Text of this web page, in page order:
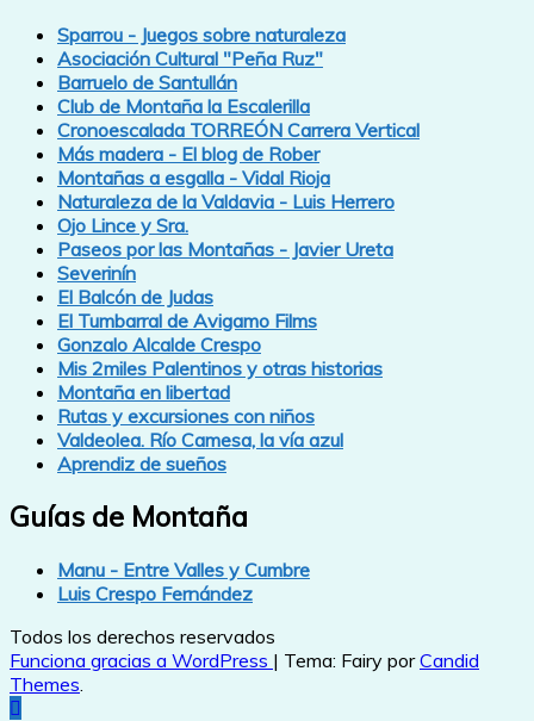
Sparrou - Juegos sobre naturaleza
Asociación Cultural "Peña Ruz"
Barruelo de Santullán
Club de Montaña la Escalerilla
Cronoescalada TORREÓN Carrera Vertical
Más madera - El blog de Rober
Montañas a esgalla - Vidal Rioja
Naturaleza de la Valdavia - Luis Herrero
Ojo Lince y Sra.
Paseos por las Montañas - Javier Ureta
Severinín
El Balcón de Judas
El Tumbarral de Avigamo Films
Gonzalo Alcalde Crespo
Mis 2miles Palentinos y otras historias
Montaña en libertad
Rutas y excursiones con niños
Valdeolea. Río Camesa, la vía azul
Aprendiz de sueños
Guías de Montaña
Manu - Entre Valles y Cumbre
Luis Crespo Fernández
Todos los derechos reservados
Funciona gracias a WordPress | Tema: Fairy porCandid
Themes.